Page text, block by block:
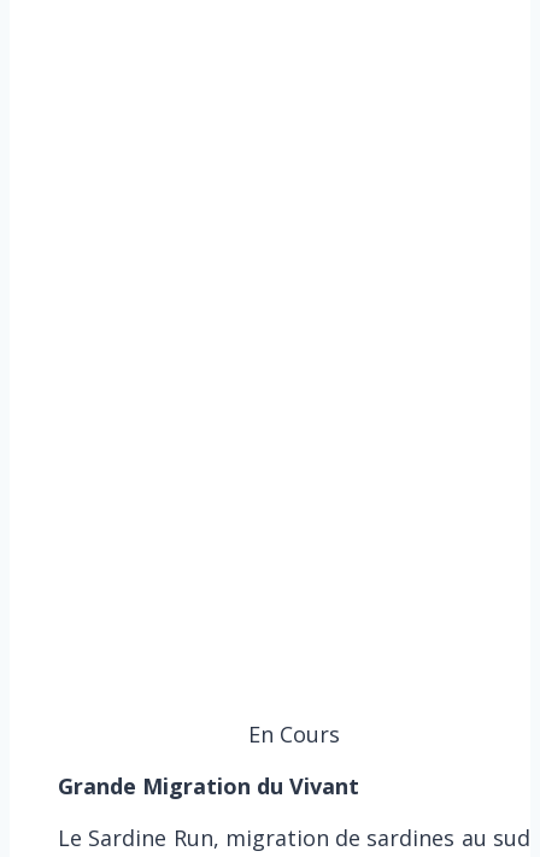
En Cours
Grande Migration du Vivant
Le Sardine Run, migration de sardines au sud